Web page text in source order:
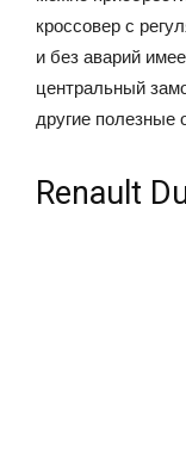
кроссовер с
и без аварий
центральный
другие полезные
Renault